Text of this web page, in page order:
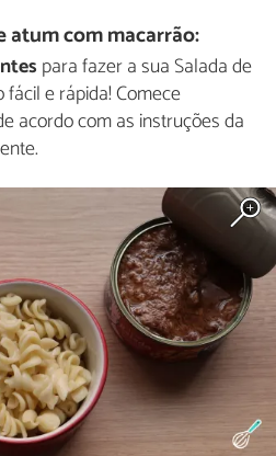
atum com macarrão:
para fazer a sua Salada de
e rápida! Comece
acordo com as instruções da